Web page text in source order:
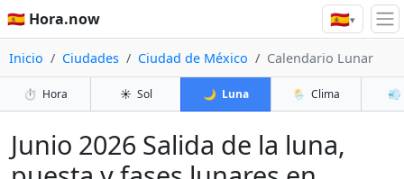
🇪🇸 Hora.now 🇪🇸▾
Inicio Ciudades Ciudad de México Calendario Lunar
⏱️ Hora ☀️ Sol 🌙 Luna 🌦️ Clima 💨
Junio 2026 Salida de la luna,